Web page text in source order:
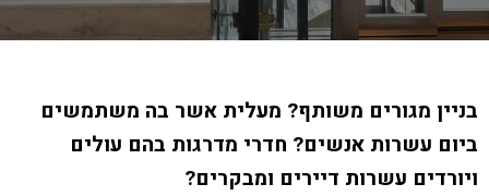
בניין מגורים משותף? מעלית אשר בה משתמשים
ביום עשרות אנשים? חדרי מדרגות בהם עולים
ויורדים עשרות דיירים ומבקרים?